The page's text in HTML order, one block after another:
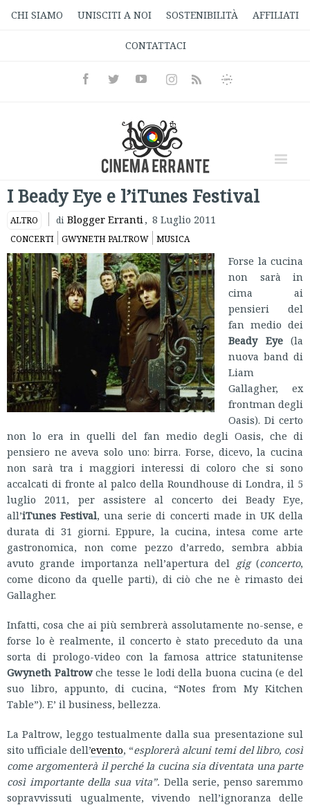
CHI SIAMO UNISCITI A NOI SOSTENIBILITÀ AFFILIATI
CONTATTACI
FacebookTwitterYoutubeInstagramRss
Informativa
I Beady Eye e l’iTunes Festival
ALTRO di Blogger Erranti, 8 Luglio 2011
CONCERTI GWYNETH PALTROW MUSICA
Forse la cucina
non sarà in
cima ai
pensieri del
fan medio dei
Beady Eye(la
nuova band di
Liam
Gallagher, ex
frontman degli
Oasis). Di certo
non lo era in quelli del fan medio degli Oasis, che di
pensiero ne aveva solo uno: birra. Forse, dicevo, la cucina
non sarà tra i maggiori interessi di coloro che si sono
accalcati di fronte al palco della Roundhouse di Londra, il 5
luglio 2011, per assistere al concerto dei Beady Eye,
all’iTunes Festival, una serie di concerti made in UK della
durata di 31 giorni. Eppure, la cucina, intesa come arte
gastronomica, non come pezzo d’arredo, sembra abbia
avuto grande importanza nell’apertura del gig(concerto,
come dicono da quelle parti), di ciò che ne è rimasto dei
Gallagher.
Infatti, cosa che ai più sembrerà assolutamente no-sense, e
forse lo è realmente, il concerto è stato preceduto da una
sorta di prologo-video con la famosa attrice statunitense
Gwyneth Paltrowche tesse le lodi della buona cucina (e del
suo libro, appunto, di cucina, “Notes from My Kitchen
Table”). E’ il business, bellezza.
La Paltrow, leggo testualmente dalla sua presentazione sul
sito ufficiale dell’evento, “esplorerà alcuni temi del libro, così
come argomenterà il perché la cucina sia diventata una parte
così importante della sua vita”. Della serie, penso saremmo
sopravvissuti ugualmente, vivendo nell’ignoranza delle